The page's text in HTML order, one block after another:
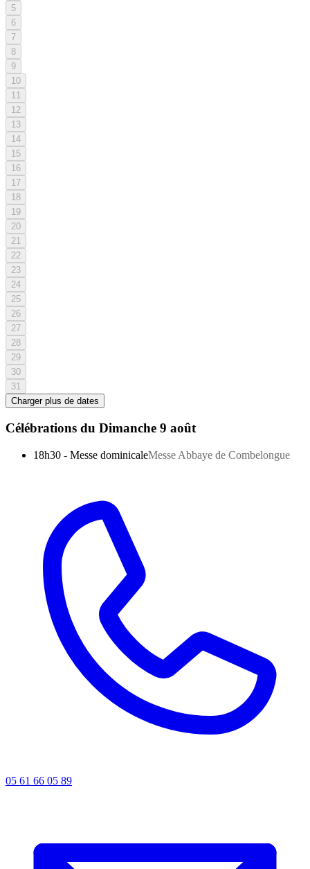
5
6
7
8
9
10
11
12
13
14
15
16
17
18
19
20
21
22
23
24
25
26
27
28
29
30
31
Charger plus de dates
Célébrations du Dimanche 9 août
18h30 - Messe dominicaleMesse Abbaye de Combelongue
05 61 66 05 89